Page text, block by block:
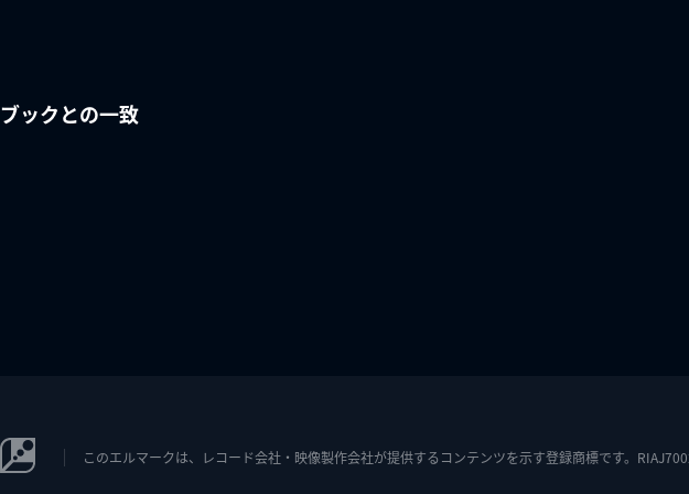
ブックとの一致
このエルマークは、レコード会社・映像製作会社が提供するコンテンツを示す登録商標です。